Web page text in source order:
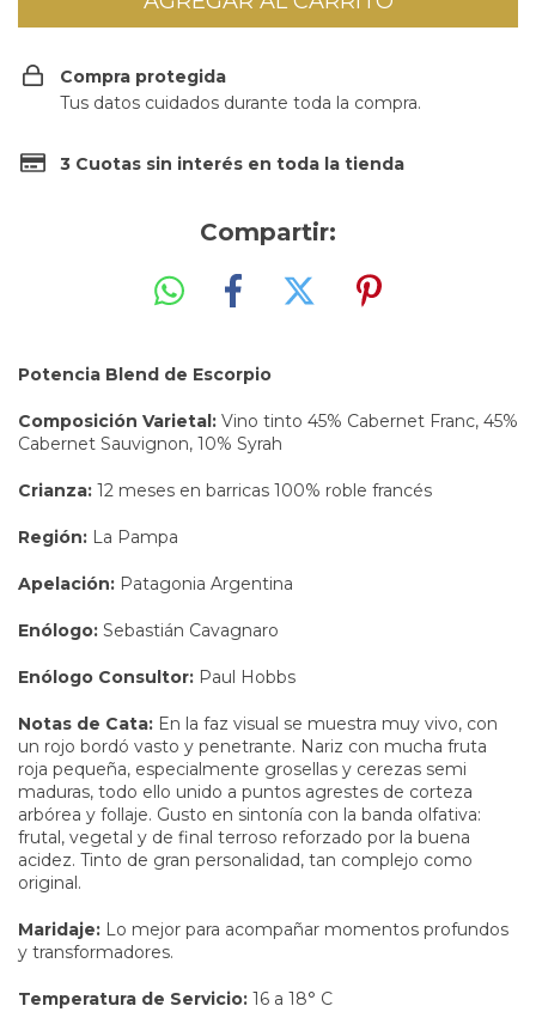
Compra protegida
Tus datos cuidados durante toda la compra.
3 Cuotas sin interés en toda la tienda
Compartir:
Potencia Blend de Escorpio
Composición Varietal: Vino tinto 45% Cabernet Franc, 45%
Cabernet Sauvignon, 10% Syrah
Crianza: 12 meses en barricas 100% roble francés
Región: La Pampa
Apelación: Patagonia Argentina
Enólogo: Sebastián Cavagnaro
Enólogo Consultor: Paul Hobbs
Notas de Cata: En la faz visual se muestra muy vivo, con
un rojo bordó vasto y penetrante. Nariz con mucha fruta
roja pequeña, especialmente grosellas y cerezas semi
maduras, todo ello unido a puntos agrestes de corteza
arbórea y follaje. Gusto en sintonía con la banda olfativa:
frutal, vegetal y de final terroso reforzado por la buena
acidez. Tinto de gran personalidad, tan complejo como
original.
Maridaje: Lo mejor para acompañar momentos profundos
y transformadores.
Temperatura de Servicio: 16 a 18° C